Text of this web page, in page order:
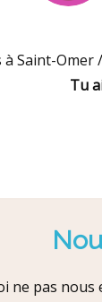
Saint-
Tu
ne pas